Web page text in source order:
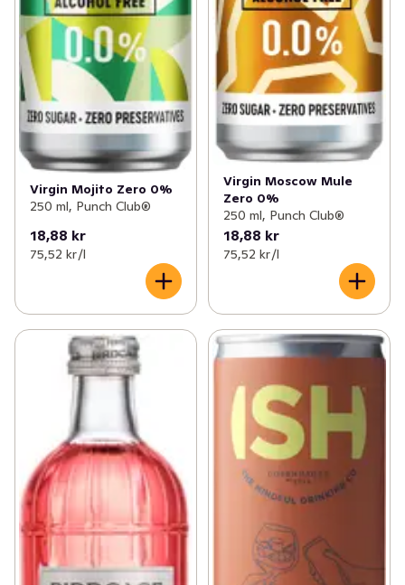
Virgin Mojito Zero 0%
250 ml, Punch Club®
18,88 kr
75,52 kr /l
Virgin Moscow Mule
Zero 0%
250 ml, Punch Club®
18,88 kr
75,52 kr /l